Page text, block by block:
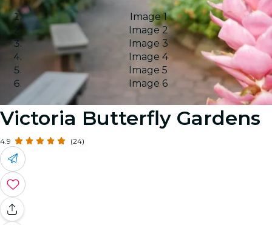
Image 1
Image 2
Image 3
Image 4
Image 5
Image 6
Victoria Butterfly Gardens
4.9 (24)